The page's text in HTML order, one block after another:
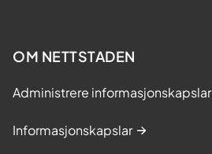
OM NETTSTADEN
Administrere informasjonskapslar
Informasjonskapslar